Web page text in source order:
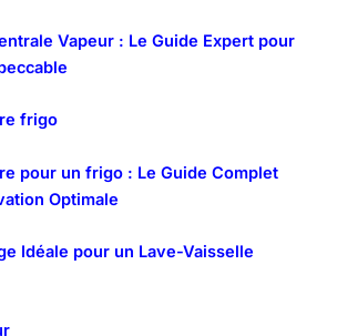
Vapeur : Le Guide Expert pour
frigo
pour un frigo : Le Guide Complet
Optimale
Idéale pour un Lave-Vaisselle